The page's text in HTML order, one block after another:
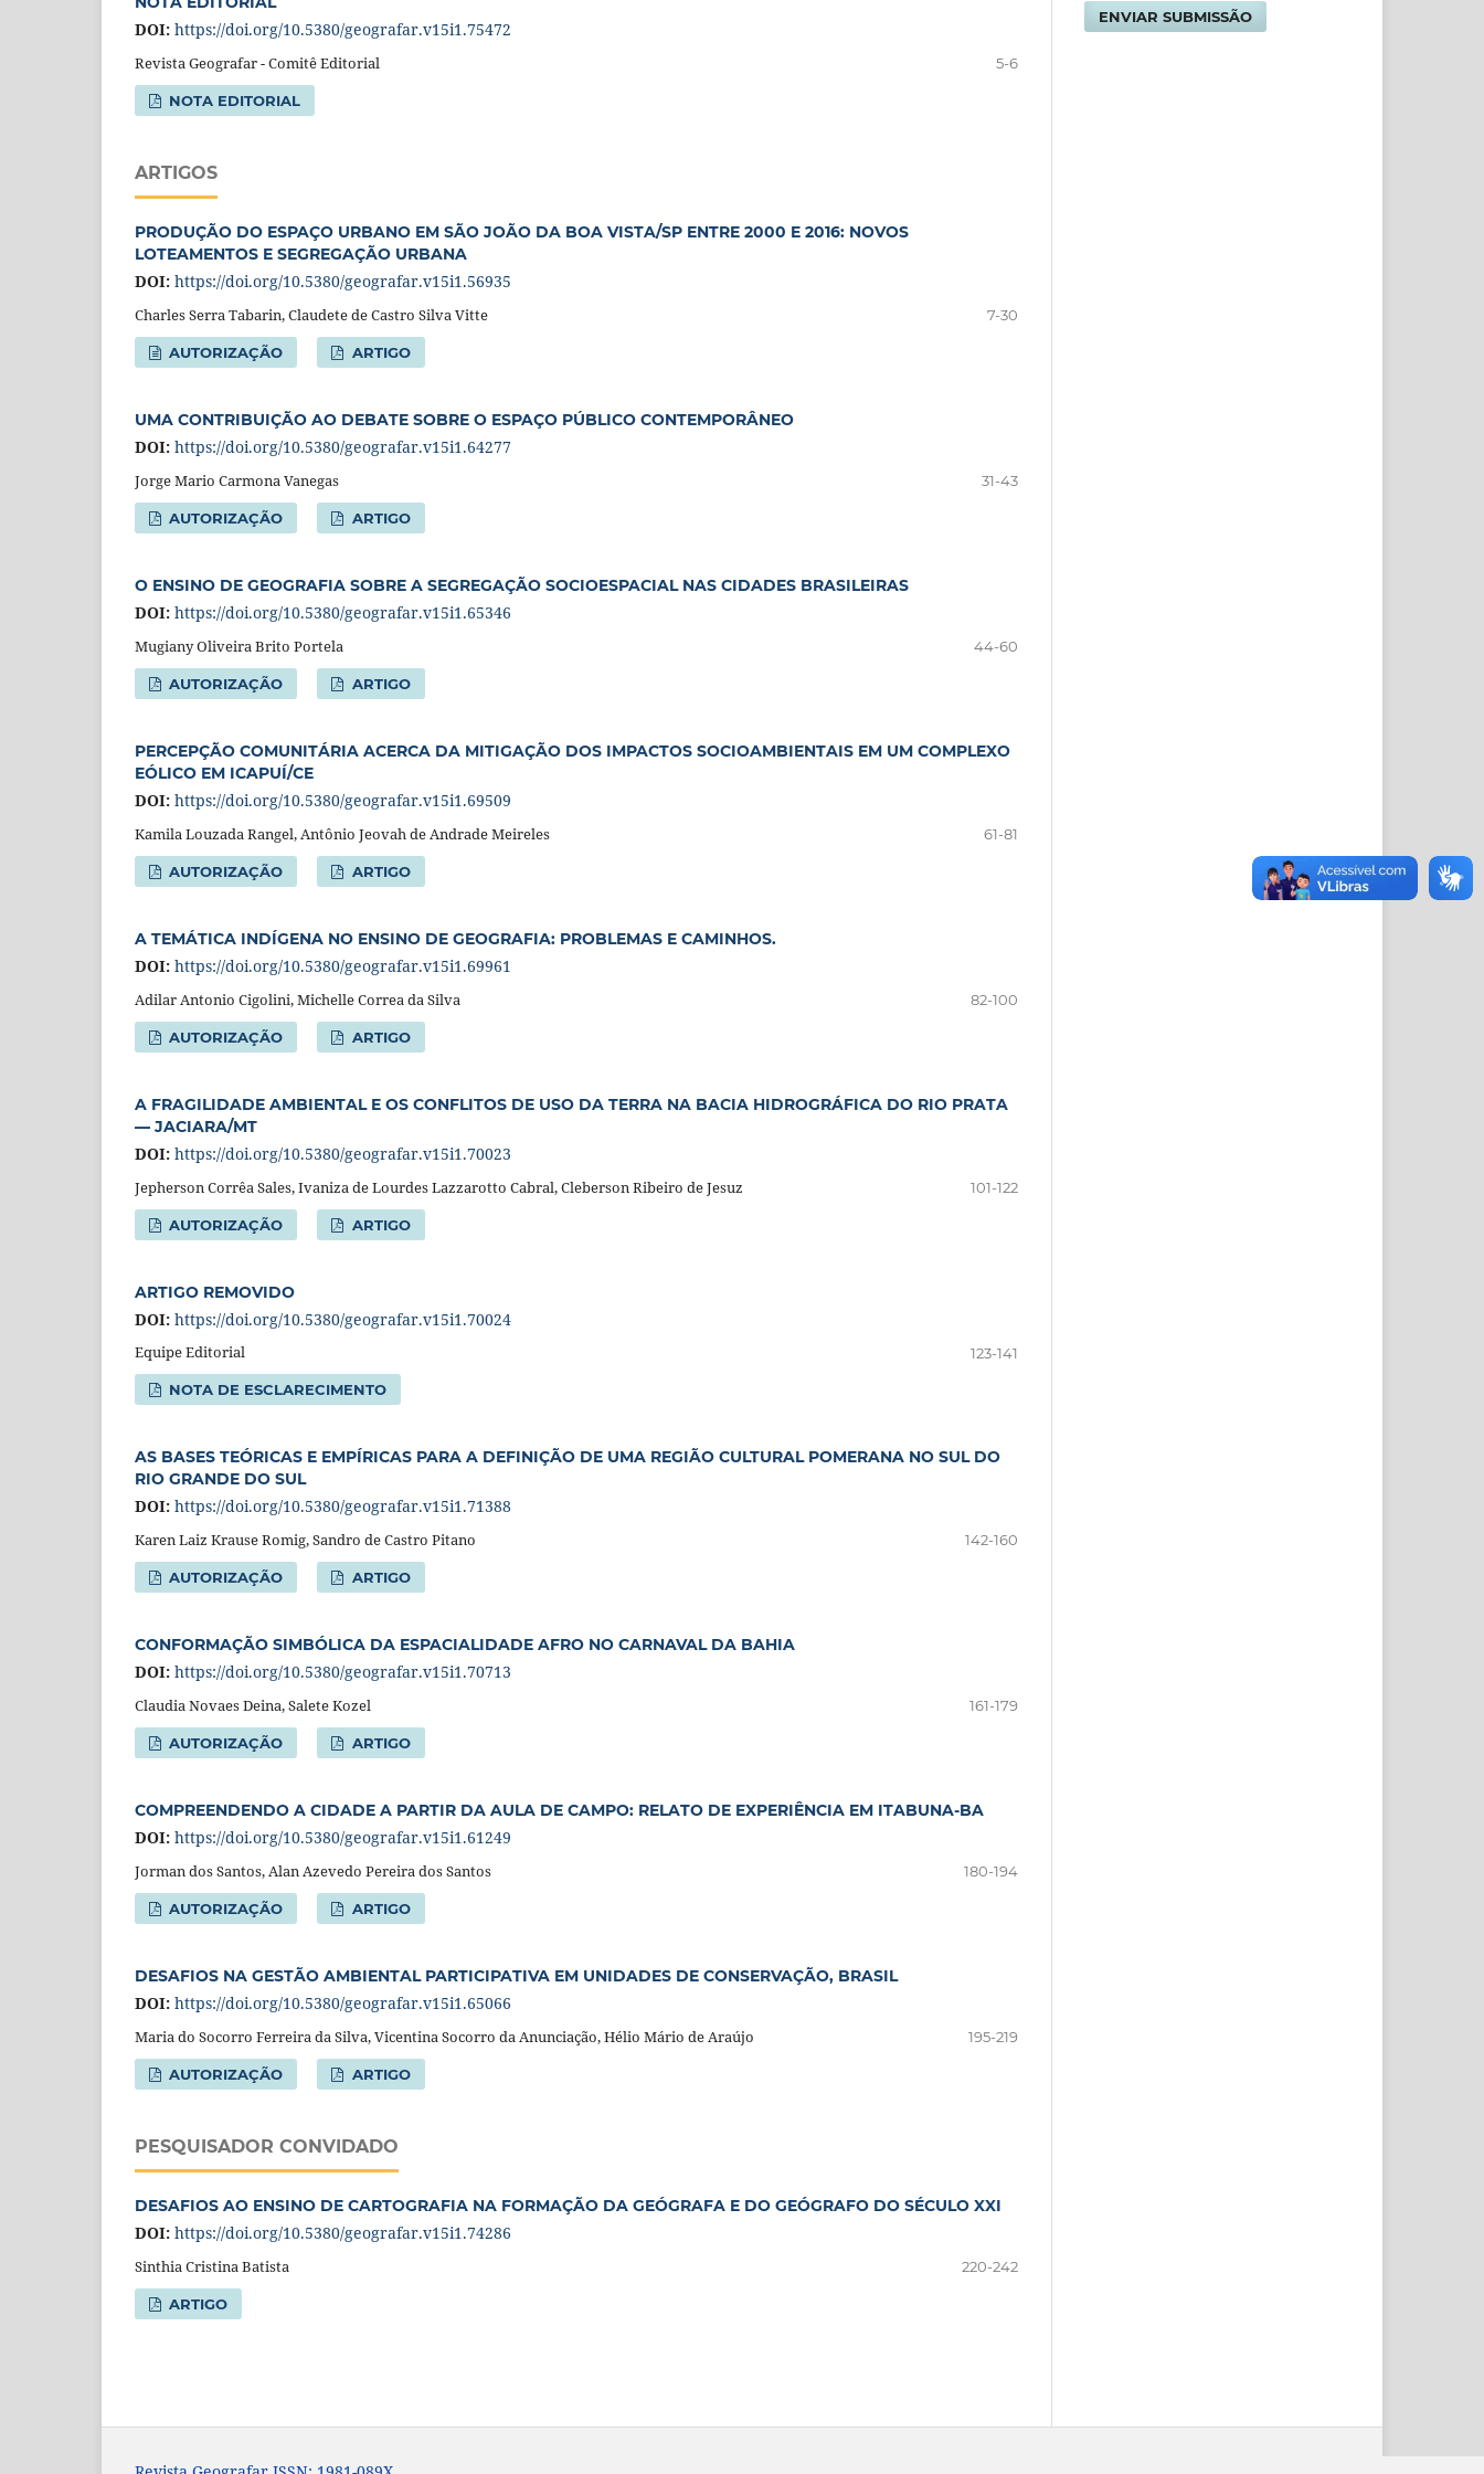
DOI: https://doi.org/10.5380/geografar.v15i1.75472
Revista Geografar - Comitê Editorial 5-6
NOTA EDITORIAL
ARTIGOS
PRODUÇÃO DO ESPAÇO URBANO EM SÃO JOÃO DA BOA VISTA/SP ENTRE 2000 E 2016: NOVOS
LOTEAMENTOS E SEGREGAÇÃO URBANA
DOI: https://doi.org/10.5380/geografar.v15i1.56935
Charles Serra Tabarin, Claudete de Castro Silva Vitte 7-30
AUTORIZAÇÃO ARTIGO
UMA CONTRIBUIÇÃO AO DEBATE SOBRE O ESPAÇO PÚBLICO CONTEMPORÂNEO
DOI: https://doi.org/10.5380/geografar.v15i1.64277
Jorge Mario Carmona Vanegas 31-43
AUTORIZAÇÃO ARTIGO
O ENSINO DE GEOGRAFIA SOBRE A SEGREGAÇÃO SOCIOESPACIAL NAS CIDADES BRASILEIRAS
DOI: https://doi.org/10.5380/geografar.v15i1.65346
Mugiany Oliveira Brito Portela 44-60
AUTORIZAÇÃO ARTIGO
PERCEPÇÃO COMUNITÁRIA ACERCA DA MITIGAÇÃO DOS IMPACTOS SOCIOAMBIENTAIS EM UM COMPLEXO
EÓLICO EM ICAPUÍ/CE
DOI: https://doi.org/10.5380/geografar.v15i1.69509
Kamila Louzada Rangel, Antônio Jeovah de Andrade Meireles 61-81
AUTORIZAÇÃO ARTIGO
A TEMÁTICA INDÍGENA NO ENSINO DE GEOGRAFIA: PROBLEMAS E CAMINHOS.
DOI: https://doi.org/10.5380/geografar.v15i1.69961
Adilar Antonio Cigolini, Michelle Correa da Silva 82-100
AUTORIZAÇÃO ARTIGO
A FRAGILIDADE AMBIENTAL E OS CONFLITOS DE USO DA TERRA NA BACIA HIDROGRÁFICA DO RIO PRATA
— JACIARA/MT
DOI: https://doi.org/10.5380/geografar.v15i1.70023
Jepherson Corrêa Sales, Ivaniza de Lourdes Lazzarotto Cabral, Cleberson Ribeiro de Jesuz 101-122
AUTORIZAÇÃO ARTIGO
ARTIGO REMOVIDO
DOI: https://doi.org/10.5380/geografar.v15i1.70024
Equipe Editorial 123-141
NOTA DE ESCLARECIMENTO
AS BASES TEÓRICAS E EMPÍRICAS PARA A DEFINIÇÃO DE UMA REGIÃO CULTURAL POMERANA NO SUL DO
RIO GRANDE DO SUL
DOI: https://doi.org/10.5380/geografar.v15i1.71388
Karen Laiz Krause Romig, Sandro de Castro Pitano 142-160
AUTORIZAÇÃO ARTIGO
CONFORMAÇÃO SIMBÓLICA DA ESPACIALIDADE AFRO NO CARNAVAL DA BAHIA
DOI: https://doi.org/10.5380/geografar.v15i1.70713
Claudia Novaes Deina, Salete Kozel 161-179
AUTORIZAÇÃO ARTIGO
COMPREENDENDO A CIDADE A PARTIR DA AULA DE CAMPO: RELATO DE EXPERIÊNCIA EM ITABUNA-BA
DOI: https://doi.org/10.5380/geografar.v15i1.61249
Jorman dos Santos, Alan Azevedo Pereira dos Santos 180-194
AUTORIZAÇÃO ARTIGO
DESAFIOS NA GESTÃO AMBIENTAL PARTICIPATIVA EM UNIDADES DE CONSERVAÇÃO, BRASIL
DOI: https://doi.org/10.5380/geografar.v15i1.65066
Maria do Socorro Ferreira da Silva, Vicentina Socorro da Anunciação, Hélio Mário de Araújo 195-219
AUTORIZAÇÃO ARTIGO
PESQUISADOR CONVIDADO
DESAFIOS AO ENSINO DE CARTOGRAFIA NA FORMAÇÃO DA GEÓGRAFA E DO GEÓGRAFO DO SÉCULO XXI
DOI: https://doi.org/10.5380/geografar.v15i1.74286
Sinthia Cristina Batista 220-242
ARTIGO
ENVIAR SUBMISSÃO